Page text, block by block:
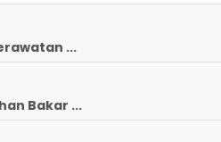
...
Bakar ...